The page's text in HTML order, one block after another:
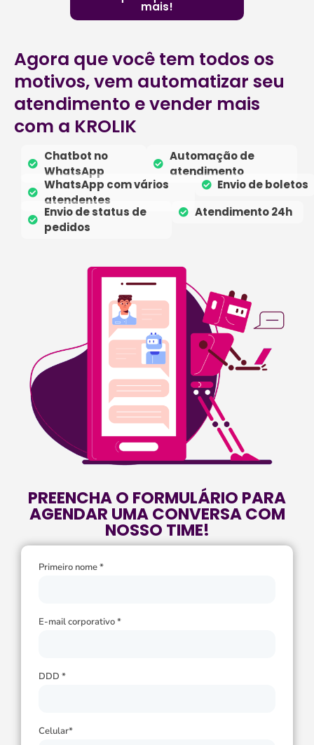
mais!
Agora que você tem todos os
motivos, vem automatizar seu
atendimento e vender mais
com a KROLIK
Chatbot no
WhatsApp
Automação de
atendimento
WhatsApp com vários
atendentes
Envio de boletos
Envio de status de
pedidos
Atendimento 24h
PREENCHA O FORMULÁRIO PARA
AGENDAR UMA CONVERSA COM
NOSSO TIME!
Primeiro nome *
E-mail corporativo *
DDD *
Celular*